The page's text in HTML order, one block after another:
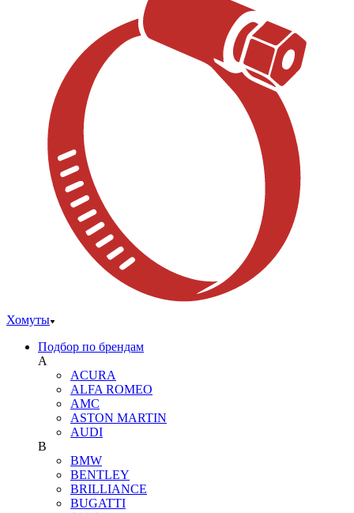
Хомуты
Подбор по брендам
A
ACURA
ALFA ROMEO
AMC
ASTON MARTIN
AUDI
B
BMW
BENTLEY
BRILLIANCE
BUGATTI